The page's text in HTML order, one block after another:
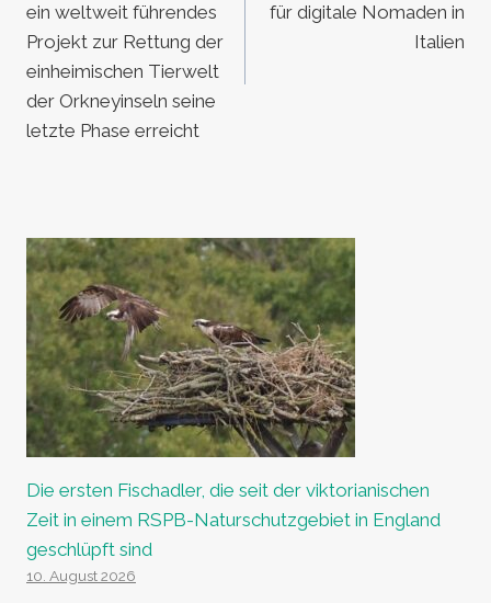
ein weltweit führendes
Projekt zur Rettung der
einheimischen Tierwelt
der Orkneyinseln seine
letzte Phase erreicht
für digitale Nomaden in
Italien
Die ersten Fischadler, die seit der viktorianischen
Zeit in einem RSPB-Naturschutzgebiet in England
geschlüpft sind
10. August 2026